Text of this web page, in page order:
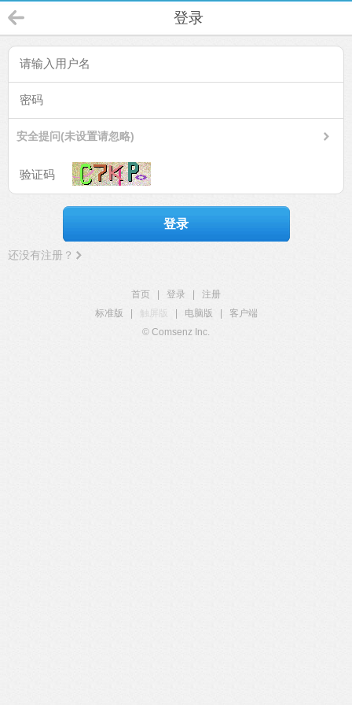
登录
安全提问(未设置请忽略)
登录
还没有注册？
首页 登录
注册
标准版
触屏版 电脑版
客户端
© Comsenz Inc.